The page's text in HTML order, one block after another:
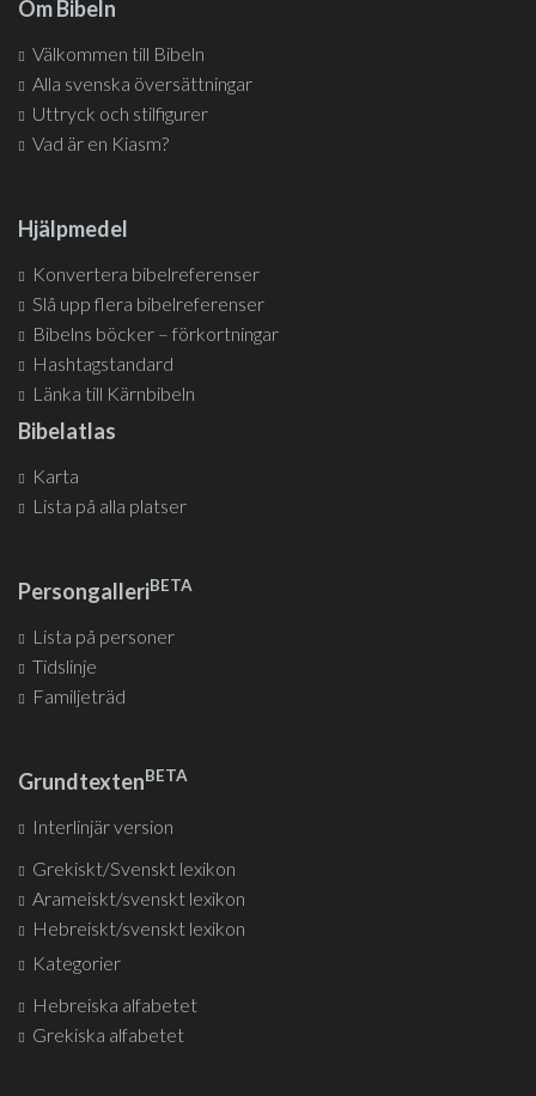
Om Bibeln
Välkommen till Bibeln
Alla svenska översättningar
Uttryck och stilfigurer
Vad är en Kiasm?
Hjälpmedel
Konvertera bibelreferenser
Slå upp flera bibelreferenser
Bibelns böcker – förkortningar
Hashtagstandard
Länka till Kärnbibeln
Bibelatlas
Karta
Lista på alla platser
PersongalleriBETA
Lista på personer
Tidslinje
Familjeträd
GrundtextenBETA
Interlinjär version
Grekiskt/Svenskt lexikon
Arameiskt/svenskt lexikon
Hebreiskt/svenskt lexikon
Kategorier
Hebreiska alfabetet
Grekiska alfabetet